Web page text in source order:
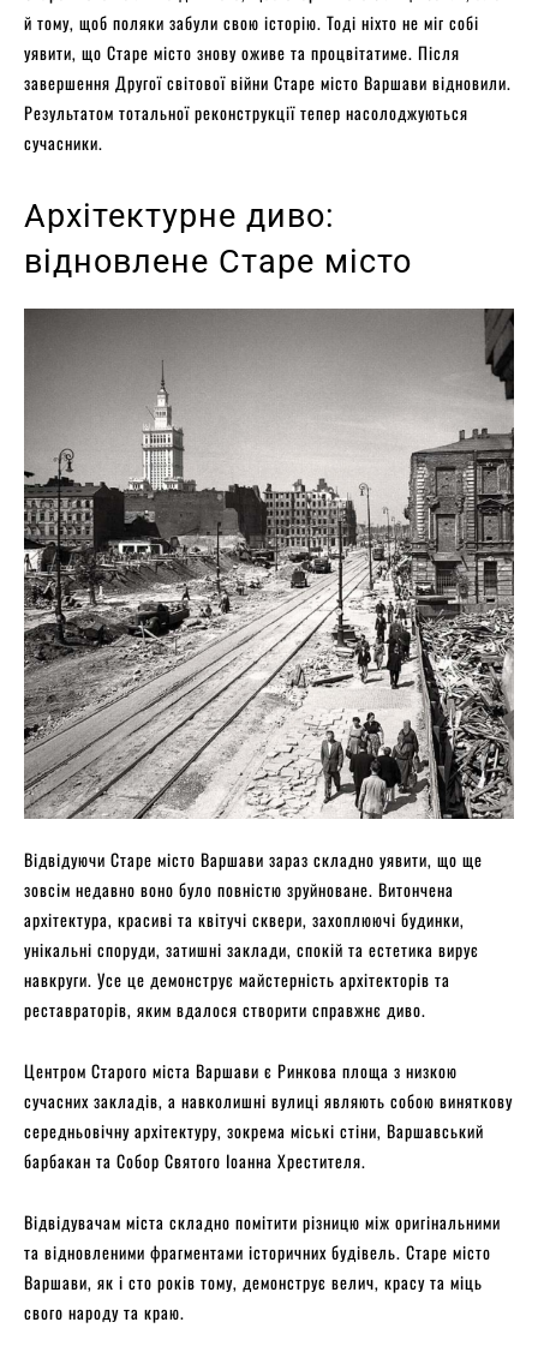
й тому, щоб поляки забули свою історію. Тоді ніхто не міг собі
уявити, що Старе місто знову оживе та процвітатиме. Після
завершення Другої світової війни Старе місто Варшави відновили.
Результатом тотальної реконструкції тепер насолоджуються
сучасники.
Архітектурне диво:
відновлене Старе місто
Відвідуючи Старе місто Варшави зараз складно уявити, що ще
зовсім недавно воно було повністю зруйноване. Витончена
архітектура, красиві та квітучі сквери, захоплюючі будинки,
унікальні споруди, затишні заклади, спокій та естетика вирує
навкруги. Усе це демонструє майстерність архітекторів та
реставраторів, яким вдалося створити справжнє диво.
Центром Старого міста Варшави є Ринкова площа з низкою
сучасних закладів, а навколишні вулиці являють собою виняткову
середньовічну архітектуру, зокрема міські стіни, Варшавський
барбакан та Собор Святого Іоанна Хрестителя.
Відвідувачам міста складно помітити різницю між оригінальними
та відновленими фрагментами історичних будівель. Старе місто
Варшави, як і сто років тому, демонструє велич, красу та міць
свого народу та краю.